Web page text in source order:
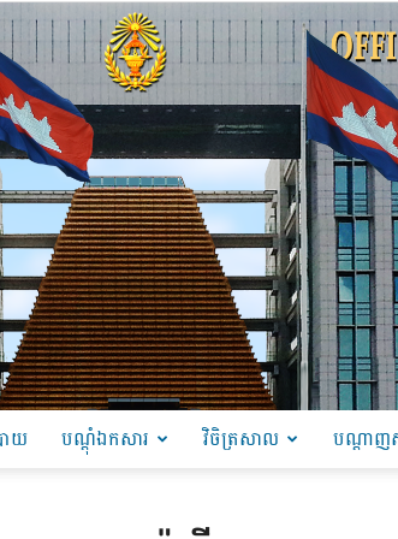
យ បណ្ដុំឯកសារ វិចិត្រសាល បណ្តាញ